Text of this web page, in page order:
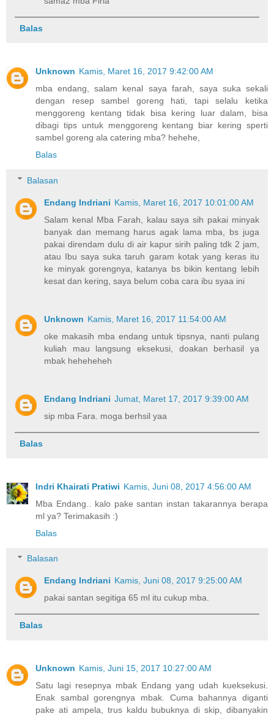
Balas
Unknown Kamis, Maret 16, 2017 9:42:00 AM
mba endang, salam kenal saya farah, saya suka sekali
dengan resep sambel goreng hati, tapi selalu ketika
menggoreng kentang tidak bisa kering luar dalam, bisa
dibagi tips untuk menggoreng kentang biar kering sperti
sambel goreng ala catering mba? hehehe,
Balas
Balasan
Endang Indriani Kamis, Maret 16, 2017 10:01:00 AM
Salam kenal Mba Farah, kalau saya sih pakai minyak
banyak dan memang harus agak lama mba, bs juga
pakai direndam dulu di air kapur sirih paling tdk 2 jam,
atau Ibu saya suka taruh garam kotak yang keras itu
ke minyak gorengnya, katanya bs bikin kentang lebih
kesat dan kering, saya belum coba cara ibu syaa ini
Unknown Kamis, Maret 16, 2017 11:54:00 AM
oke makasih mba endang untuk tipsnya, nanti pulang
kuliah mau langsung eksekusi, doakan berhasil ya
mbak heheheheh
Endang Indriani Jumat, Maret 17, 2017 9:39:00 AM
sip mba Fara. moga berhsil yaa
Balas
Indri Khairati Pratiwi Kamis, Juni 08, 2017 4:56:00 AM
Mba Endang.. kalo pake santan instan takarannya berapa
ml ya? Terimakasih :)
Balas
Balasan
Endang Indriani Kamis, Juni 08, 2017 9:25:00 AM
pakai santan segitiga 65 ml itu cukup mba.
Balas
Unknown Kamis, Juni 15, 2017 10:27:00 AM
Satu lagi resepnya mbak Endang yang udah kueksekusi.
Enak sambal gorengnya mbak. Cuma bahannya diganti
pake ati ampela, trus kaldu bubuknya di skip, dibanyakin